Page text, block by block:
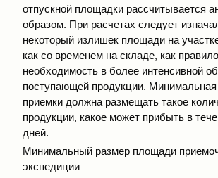
отпускной площадки рассчитывается
образом. При расчетах следует
некоторый излишек площади на
как со временем на складе, как
необходимость в более интенсивной
поступающей продукции.
приемки должна размещать такое
продукции, какое может прибыть в
дней.
Минимальный размер площади
экспедиции